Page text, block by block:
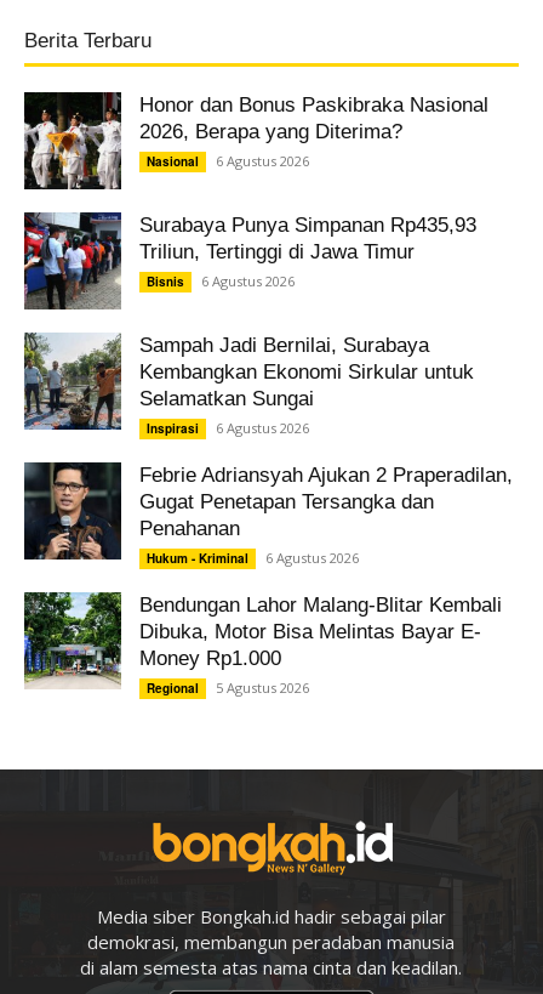
Berita Terbaru
Honor dan Bonus Paskibraka Nasional
2026, Berapa yang Diterima?
Nasional 6 Agustus 2026
Surabaya Punya Simpanan Rp435,93
Triliun, Tertinggi di Jawa Timur
Bisnis 6 Agustus 2026
Sampah Jadi Bernilai, Surabaya
Kembangkan Ekonomi Sirkular untuk
Selamatkan Sungai
Inspirasi 6 Agustus 2026
Febrie Adriansyah Ajukan 2 Praperadilan,
Gugat Penetapan Tersangka dan
Penahanan
Hukum - Kriminal 6 Agustus 2026
Bendungan Lahor Malang-Blitar Kembali
Dibuka, Motor Bisa Melintas Bayar E-
Money Rp1.000
Regional 5 Agustus 2026
Media siber Bongkah.id hadir sebagai pilar
demokrasi, membangun peradaban manusia
di alam semesta atas nama cinta dan keadilan.